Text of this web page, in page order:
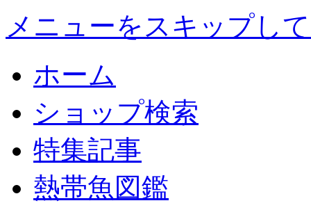
メニューをスキップし
ホーム
ショップ検索
特集記事
熱帯魚図鑑